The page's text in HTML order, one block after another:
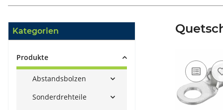
Kategorien
Produkte
Abstandsbolzen
Sonderdrehteile